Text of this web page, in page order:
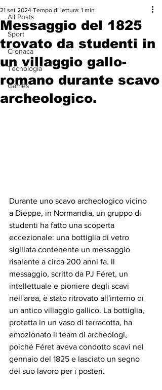
All Posts
Sport
Cronaca
Tecnologia
Games
Messaggio del 1825
trovato da studenti in
un villaggio gallo-
romano durante scavo
archeologico.
21 set 2024 Tempo di lettura: 1 min
Durante uno scavo archeologico vicino
a Dieppe, in Normandia, un gruppo di
studenti ha fatto una scoperta
eccezionale: una bottiglia di vetro
sigillata contenente un messaggio
risalente a circa 200 anni fa. Il
messaggio, scritto da PJ Féret, un
intellettuale e pioniere degli scavi
nell'area, è stato ritrovato all'interno di
un antico villaggio gallico. La bottiglia,
protetta in un vaso di terracotta, ha
emozionato il team di archeologi,
poiché Féret aveva condotto scavi nel
gennaio del 1825 e lasciato un segno
del suo lavoro per i posteri.